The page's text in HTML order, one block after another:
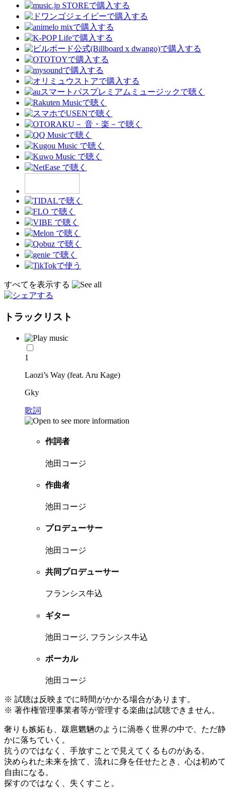
すべてを表示する
トラックリスト
1
Laozi’s Way (feat. Aru Kage)
Gky
歌詞
作詞者
池田コージ
作曲者
池田コージ
プロデューサー
池田コージ
共同プロデューサー
フランシス牛込
ギター
池田コージ, フランシス牛込
ボーカル
池田コージ
※ 試聴は反映までに時間がかかる場合があります。
※ 著作権管理事業者等が管理する楽曲は試聴できません。
奢りも嫉妬も、跋扈魍魎のように渦巻く世界の中で、ただ静
かに落ちていく。
抗うのではなく、手放すことで見えてくるものがある。
決められた未来を捨て、流れに身を任せたとき、心は初めて
自由になる。
探すのではなく、失くすこと。